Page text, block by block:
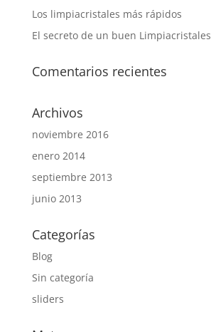
Los limpiacristales más rápidos
El secreto de un buen Limpiacristales
Comentarios recientes
Archivos
noviembre 2016
enero 2014
septiembre 2013
junio 2013
Categorías
Blog
Sin categoría
sliders